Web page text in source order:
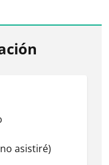
asistiré)